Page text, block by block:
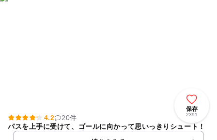
保存
2391
4.2
20件
パスを上手に受けて、ゴールに向かって思いっきりシュート！